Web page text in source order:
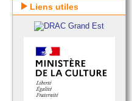
Liens utiles